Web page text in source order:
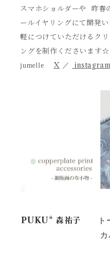
スマホショルダーや 昨春
ールイヤリングにて開発
軽につけていただけるク
ングを制作くださいます☆
jumelle X ／ instagram
PUKU* 森祐子 トー